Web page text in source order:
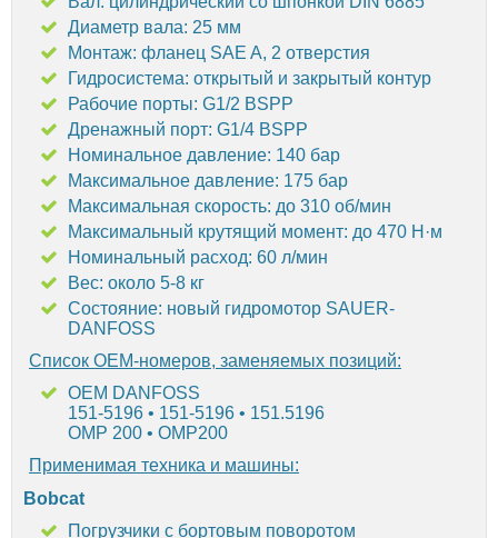
Диаметр вала: 25 мм
Монтаж: фланец SAE A, 2 отверстия
Гидросистема: открытый и закрытый контур
Рабочие порты: G1/2 BSPP
Дренажный порт: G1/4 BSPP
Номинальное давление: 140 бар
Максимальное давление: 175 бар
Максимальная скорость: до 310 об/мин
Максимальный крутящий момент: до 470 Н·м
Номинальный расход: 60 л/мин
Вес: около 5-8 кг
Состояние: новый гидромотор SAUER-
DANFOSS
Список OEM-номеров, заменяемых позиций:
OEM DANFOSS
151-5196 • 151-5196 • 151.5196
OMP 200 • OMP200
Применимая техника и машины:
Bobcat
Погрузчики с бортовым поворотом